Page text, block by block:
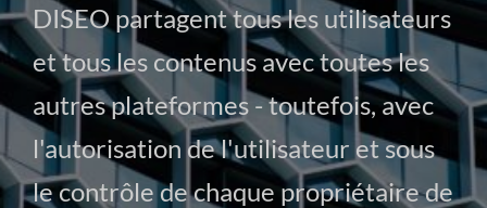
DISEO partagent tous les utilisateurs
et tous les contenus avec toutes les
autres plateformes - toutefois, avec
l'autorisation de l'utilisateur et sous
le contrôle de chaque propriétaire de